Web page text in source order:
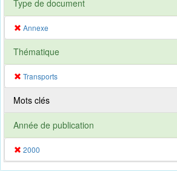
Type de document
Annexe
Thématique
Transports
Mots clés
Année de publication
2000